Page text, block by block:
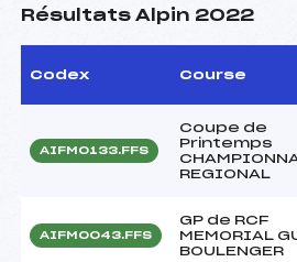
Résultats Alpin 2022
Codex Course
AIFM0133.FFS
Coupe de
Printemps
REGIONAL
AIFM0043.FFS
GP de RCF
MEMORIAL
BOULENGER